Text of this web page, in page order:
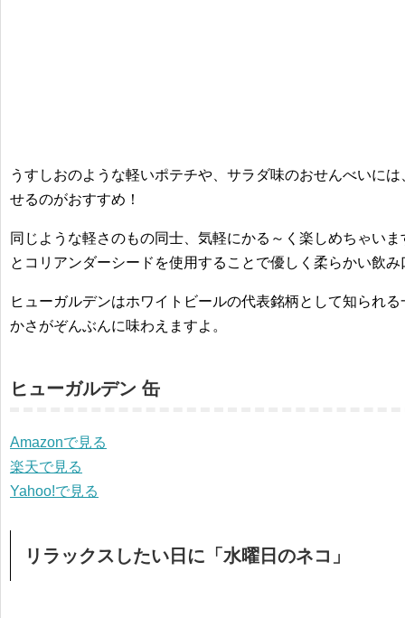
うすしおのような軽いポテチや、サラダ味のおせんべいに
せるのがおすすめ！
同じような軽さのもの同士、気軽にかる～く楽しめちゃい
とコリアンダーシードを使用することで優しく柔らかい飲
ヒューガルデンはホワイトビールの代表銘柄として知られ
かさがぞんぶんに味わえますよ。
ヒューガルデン 缶
Amazonで見る
楽天で見る
Yahoo!で見る
リラックスしたい日に「水曜日のネコ」